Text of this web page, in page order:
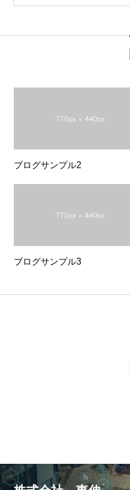
ブログサンプル2
ブログサンプル3